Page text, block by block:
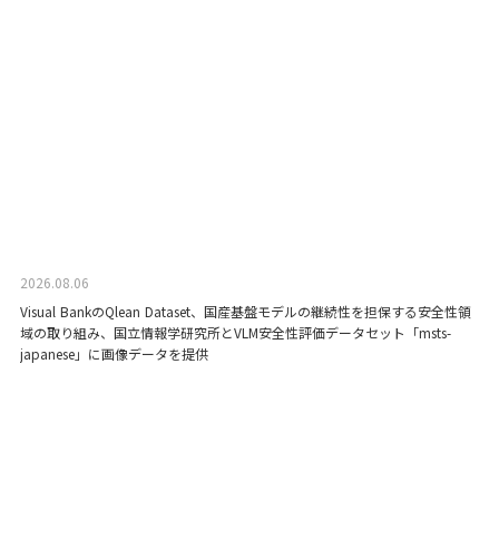
2026.08.06
Visual BankのQlean Dataset、国産基盤モデルの継続性を担保する安全性領
域の取り組み、国立情報学研究所とVLM安全性評価データセット「msts-
japanese」に画像データを提供